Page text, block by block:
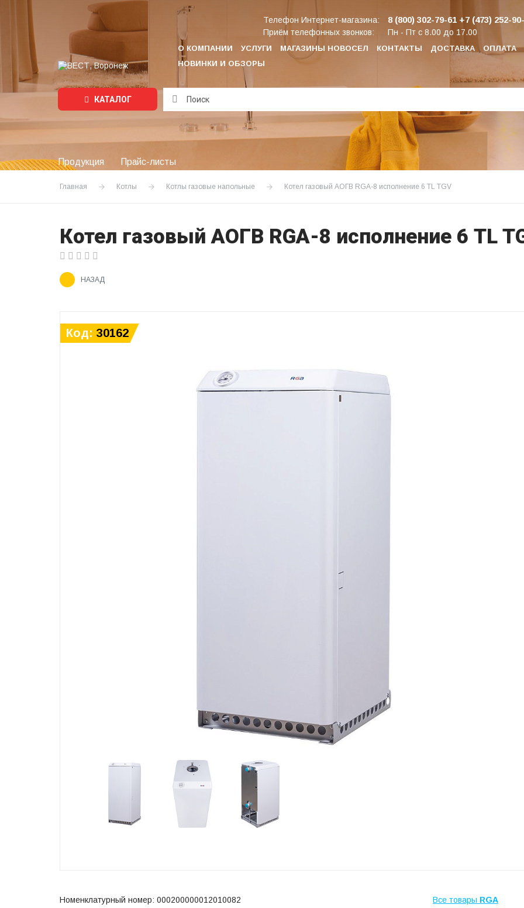
О КОМПАНИИ УСЛУГИ МАГАЗИНЫ НОВОСЕЛ КОНТАКТЫ ДОСТАВКА ОПЛАТА
НОВИНКИ И ОБЗОРЫ
Телефон Интернет-магазина: 8 (800) 302-79-61 +7 (473) 252-
Приём телефонных звонков: Пн - Пт с 8.00 до 17.00
КАТАЛОГ
Подождите...
Продукция Прайс-листы
Главная Котлы Котлы газовые напольные Котел газовый АОГВ RGA-8 исполнение 6 TL TGV
Котел газовый АОГВ RGA-8 исполнение 6 TL
НАЗАД
Код: 30162
Номенклатурный номер: 000200000012010082 Все товары RGA